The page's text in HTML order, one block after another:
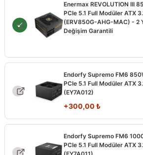
Enermax REVOLUTION III
PCIe 5.1 Full Modüler ATX
(ERV850G-AHG-MAC) - 2
Değişim Garantili
Endorfy Supremo FM6
PCIe 5.1 Full Modüler ATX
(EY7A012)
+300,00 ₺
Endorfy Supremo FM6
PCIe 5.1 Full Modüler ATX